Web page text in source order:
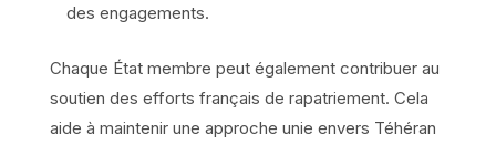
des engagements.
Chaque État membre peut également contribuer au
soutien des efforts français de rapatriement. Cela
aide à maintenir une approche unie envers Téhéran